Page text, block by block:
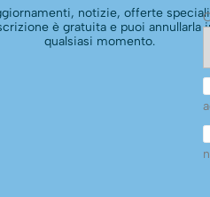
notizie, offerte
è gratuita e puoi annullarla
qualsiasi momento.